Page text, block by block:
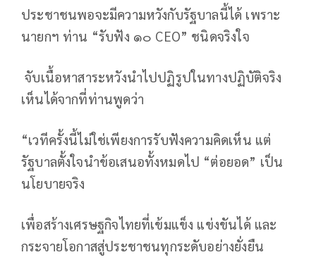
ประชาชนพอจะมีความหวังกับรัฐบาลนี้ได้ เพราะ
นายกฯ ท่าน “รับฟัง ๑๐ CEO” ชนิดจริงใจ
จับเนื้อหาสาระหวังนำไปปฏิรูปในทางปฏิบัติจริง
เห็นได้จากที่ท่านพูดว่า
“เวทีครั้งนี้ไม่ใช่เพียงการรับฟังความคิดเห็น แต่
รัฐบาลตั้งใจนำข้อเสนอทั้งหมดไป “ต่อยอด” เป็น
นโยบายจริง
เพื่อสร้างเศรษฐกิจไทยที่เข้มแข็ง แข่งขันได้ และ
กระจายโอกาสสู่ประชาชนทุกระดับอย่างยั่งยืน